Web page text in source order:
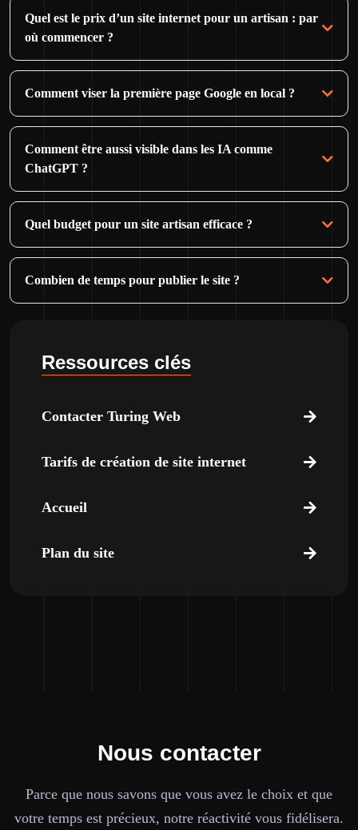
Quel est le prix d’un site internet pour un artisan : par
où commencer ?
Comment viser la première page Google en local ?
Comment être aussi visible dans les IA comme
ChatGPT ?
Quel budget pour un site artisan efficace ?
Combien de temps pour publier le site ?
Ressources clés
Contacter Turing Web
Tarifs de création de site internet
Accueil
Plan du site
Nous contacter
Parce que nous savons que vous avez le choix et que
votre temps est précieux, notre réactivité vous fidélisera.